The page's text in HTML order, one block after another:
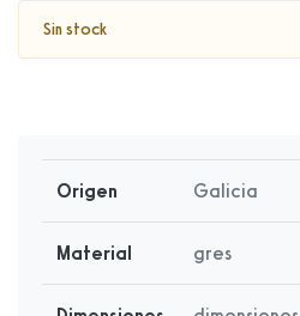
Sin stock
Origen Galicia
Material gres